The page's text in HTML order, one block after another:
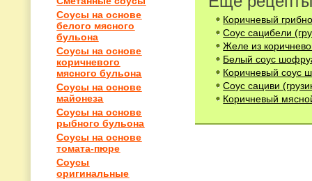
Соусы на основе
белого мясного
бульона
Соусы на основе
коричневого
мясного бульона
Соусы на основе
майонеза
Соусы на основе
рыбного бульона
Соусы на основе
томата-пюре
Соусы
оригинальные
Коричневый
Соус сацибели
Желе из
Белый соус
Коричневый соус
Соус сациви
Коричневый